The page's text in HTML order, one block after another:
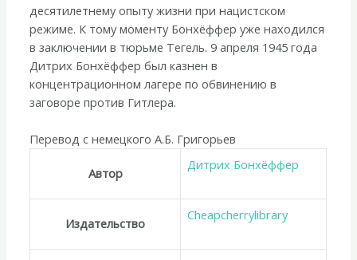
десятилетнему опыту жизни при нацистском
режиме. К тому моменту Бонхёффер уже находился
в заключении в тюрьме Тегель. 9 апреля 1945 года
Дитрих Бонхёффер был казнен в
концентрационном лагере по обвинению в
заговоре против Гитлера.
Перевод с немецкого А.Б. Григорьев
Автор
Дитрих Бонхёффер
Издательство
Cheapcherrylibrary